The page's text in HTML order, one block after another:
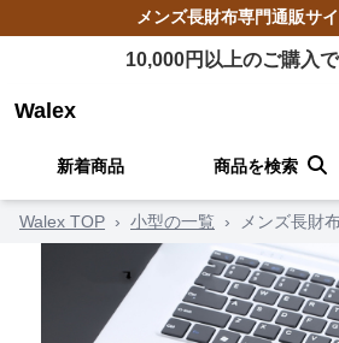
メンズ長財布専門通販サ
10,000円以上のご購入
Walex
新着商品 商品を検索
Walex TOP › 小型の一覧 › メンズ長財